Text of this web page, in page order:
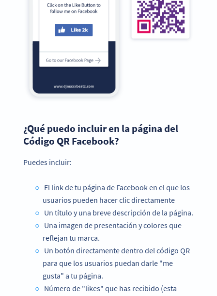
¿Qué puedo incluir en la página del
Código QR Facebook?
Puedes incluir:
El link de tu página de Facebook en el que los
usuarios pueden hacer clic directamente
Un título y una breve descripción de la página.
Una imagen de presentación y colores que
reflejan tu marca.
Un botón directamente dentro del código QR
para que los usuarios puedan darle "me
gusta" a tu página.
Número de "likes" que has recibido (esta